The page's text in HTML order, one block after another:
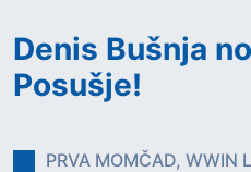
Denis Bušnja
Posušje!
PRVA MOMČAD, WWIN